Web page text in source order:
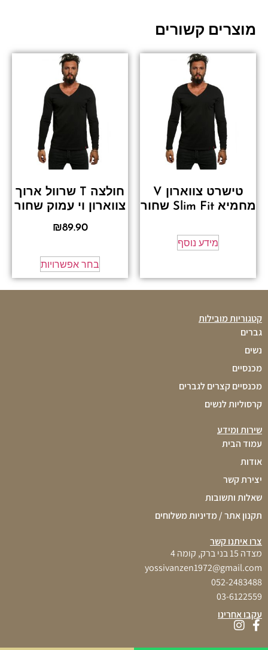
מוצרים קשורים
טישרט צווארון V
מחמיא Slim Fit שחור
מידע נוסף
חולצה T שרוול ארוך
צווארון וי עמוק שחור
₪89.90
בחר אפשרויות
קטגוריות מובילות
גברים
נשים
מכנסיים
מכנסיים קצרים לגברים
קרסוליות לנשים
שירות ומידע
עמוד הבית
אודות
יצירת קשר
שאלות ותשובות
תקנון אתר / מדיניות משלוחים
עקבו אחרינו
צרו איתנו קשר
מצדה 15 בני ברק, קומה 4
yossivanzen1972@gmail.com
052-2483488
03-6122559